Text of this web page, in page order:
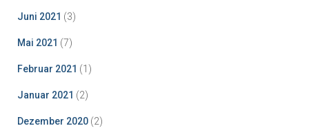
Juni 2021 (3)
Mai 2021 (7)
Februar 2021 (1)
Januar 2021 (2)
Dezember 2020 (2)